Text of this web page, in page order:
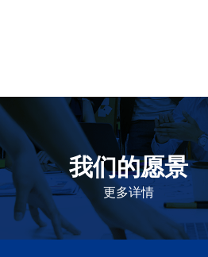
我们的愿景
更多详情
作为一个负责任的企业公民，在全球提供优
及的药物，传递我们的价值。